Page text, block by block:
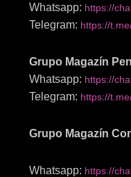
Whatsapp: https://
Telegram: https://
Grupo Magazín
Whatsapp: https://
Telegram: https://
Grupo Magazín
Whatsapp: https://